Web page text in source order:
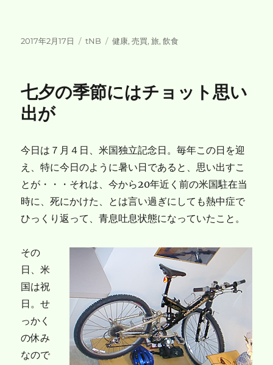
投
2017年2月17日
カ
ー
tNB
タ
健康,売買,旅,飲食
七夕の季節にはチョット思い
出が
今日は７月４日、米国独立記念日。毎年この日を迎
え、特に今日のように暑い日であると、思い出すこ
とが・・・それは、今から20年近く前の米国駐在当
時に、死にかけた、とは言い過ぎにしても熱中症で
ひっくり返って、青息吐息状態になっていたこと。
その
日、米
国は祝
日。せ
っかく
の休み
なので